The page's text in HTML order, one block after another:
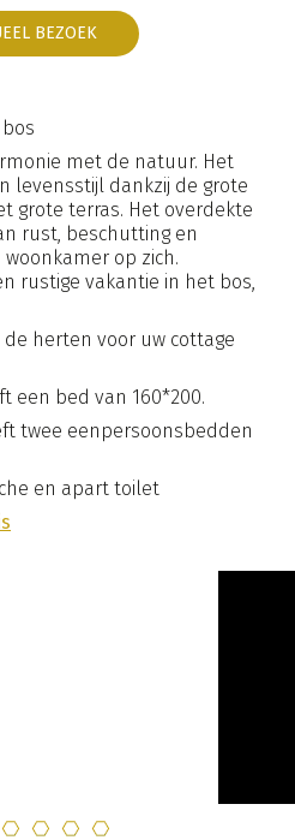
Contact & Toegang
FacebookYoutubeInstagram
Juridische kennisgeving
BEZOEK
met de natuur. Het
levensstijl dankzij de grote
grote terras. Het overdekte
rust, beschutting en
op zich.
rustige vakantie in het bos,
herten voor uw cottage
een bed van 160*200.
twee eenpersoonsbedden
en apart toilet